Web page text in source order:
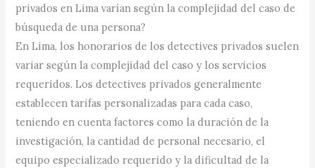
privados en Lima varían según la complejidad del caso de
búsqueda de una persona?
En Lima, los honorarios de los detectives privados suelen
variar según la complejidad del caso y los servicios
requeridos. Los detectives privados generalmente
establecen tarifas personalizadas para cada caso,
teniendo en cuenta factores como la duración de la
investigación, la cantidad de personal necesario, el
equipo especializado requerido y la dificultad de la